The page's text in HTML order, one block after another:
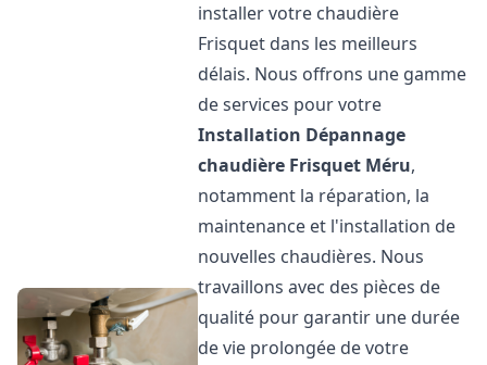
installer votre chaudière
Frisquet dans les meilleurs
délais. Nous offrons une gamme
de services pour votre
Installation Dépannage
chaudière Frisquet Méru,
notamment la réparation, la
maintenance et l'installation de
nouvelles chaudières. Nous
travaillons avec des pièces de
qualité pour garantir une durée
de vie prolongée de votre